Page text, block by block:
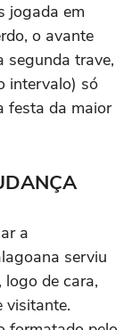
jogada em
o avante
segunda trave,
intervalo) só
festa da maior
a
serviu
logo de cara,
visitante.